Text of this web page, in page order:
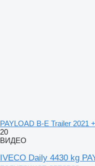
PAYLOAD B-E Trailer 2021
20
ВИДЕО
IVECO Daily 4430 kg